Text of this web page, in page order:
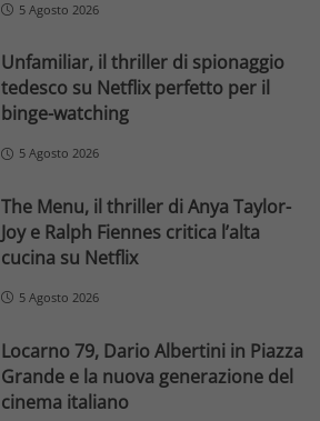
5 Agosto 2026
Unfamiliar, il thriller di spionaggio
tedesco su Netflix perfetto per il
binge-watching
5 Agosto 2026
The Menu, il thriller di Anya Taylor-
Joy e Ralph Fiennes critica l’alta
cucina su Netflix
5 Agosto 2026
Locarno 79, Dario Albertini in Piazza
Grande e la nuova generazione del
cinema italiano